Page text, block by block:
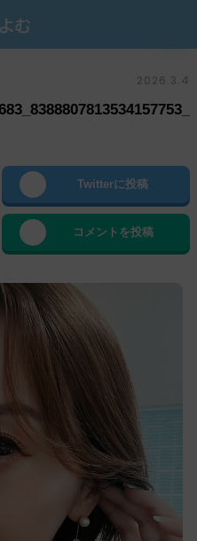
2026.3.4
Twitterに投稿
コメントを投稿